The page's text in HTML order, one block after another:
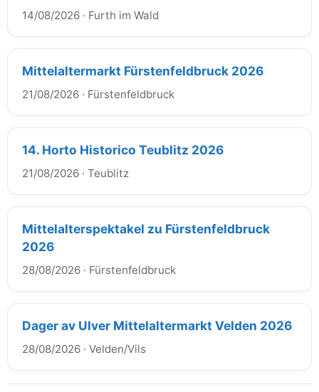
14/08/2026 · Furth im Wald
Mittelaltermarkt Fürstenfeldbruck 2026
21/08/2026 · Fürstenfeldbruck
14. Horto Historico Teublitz 2026
21/08/2026 · Teublitz
Mittelalterspektakel zu Fürstenfeldbruck
2026
28/08/2026 · Fürstenfeldbruck
Dager av Ulver Mittelaltermarkt Velden 2026
28/08/2026 · Velden/Vils